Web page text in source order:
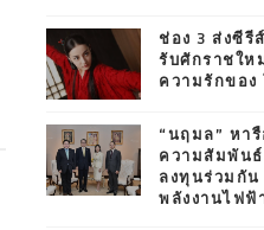
ช่อง 3 ส่งซีรี
รับศักราชให
ความรักของ
“นฤมล” หา
ความสัมพัน
ลงทุนร่วมกัน
พลังงานไฟฟ้